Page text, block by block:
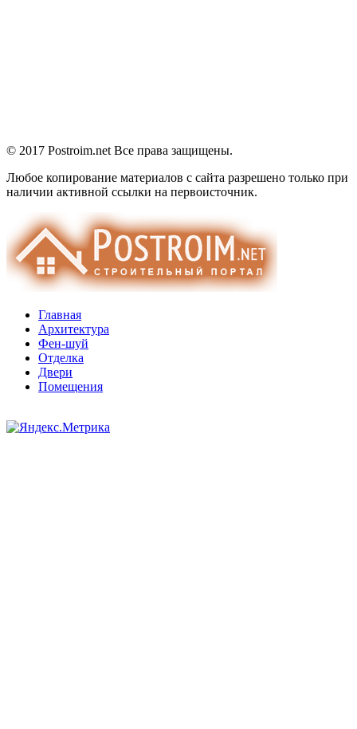
© 2017 Postroim.net Все права защищены.
Любое копирование материалов с сайта разрешено только при
наличии активной ссылки на первоисточник.
Главная
Архитектура
Фен-шуй
Отделка
Двери
Помещения